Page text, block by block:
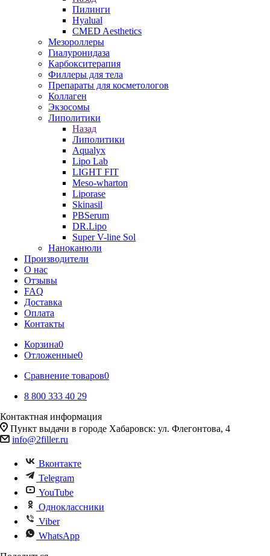
Пилинги
Hyalual
CMED Aesthetics
Мезороллеры
Гиалуронидаза
Карбокситерапия
Филлеры для тела
Препараты для косметологов
Коллаген
Экзосомы
Липолитики
Назад
Липолитики
Aqualyx
Lipo Lab
LIGHT FIT
Meso-wharton
Liporase
Skinasil
PBSerum
DR.Lipo
Super V-line Sol
Наноканюли
Производители
О нас
Отзывы
FAQ
Доставка
Оплата
Контакты
Корзина0
Отложенные0
Сравнение товаров0
8 800 333 40 29
Контактная информация
Пункт выдачи в городе Хабаровск: ул. Флегонтова, 4
info@2filler.ru
Вконтакте
Telegram
YouTube
Одноклассники
Viber
WhatsApp